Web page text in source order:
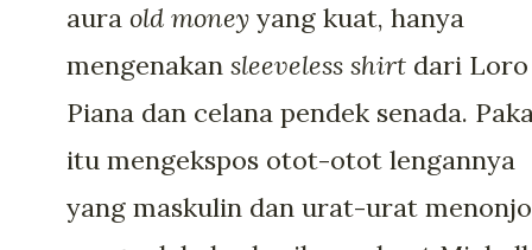
aura old money yang kuat, hanya
mengenakan sleeveless shirt dari Loro
Piana dan celana pendek senada.
itu mengekspos otot-otot lengannya
yang maskulin dan urat-urat